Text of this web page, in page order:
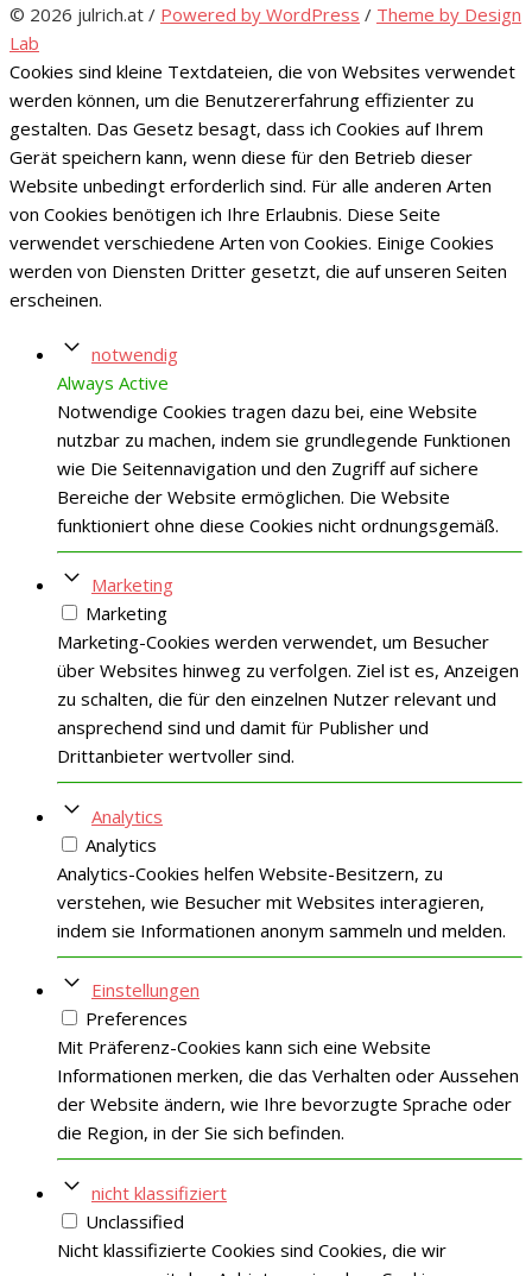
© 2026 julrich.at / Powered by WordPress / Theme by Design
Lab
Cookies sind kleine Textdateien, die von Websites verwendet
werden können, um die Benutzererfahrung effizienter zu
gestalten. Das Gesetz besagt, dass ich Cookies auf Ihrem
Gerät speichern kann, wenn diese für den Betrieb dieser
Website unbedingt erforderlich sind. Für alle anderen Arten
von Cookies benötigen ich Ihre Erlaubnis. Diese Seite
verwendet verschiedene Arten von Cookies. Einige Cookies
werden von Diensten Dritter gesetzt, die auf unseren Seiten
erscheinen.
notwendig
Always Active
Notwendige Cookies tragen dazu bei, eine Website
nutzbar zu machen, indem sie grundlegende Funktionen
wie Die Seitennavigation und den Zugriff auf sichere
Bereiche der Website ermöglichen. Die Website
funktioniert ohne diese Cookies nicht ordnungsgemäß.
Marketing
Marketing
Marketing-Cookies werden verwendet, um Besucher
über Websites hinweg zu verfolgen. Ziel ist es, Anzeigen
zu schalten, die für den einzelnen Nutzer relevant und
ansprechend sind und damit für Publisher und
Drittanbieter wertvoller sind.
Analytics
Analytics
Analytics-Cookies helfen Website-Besitzern, zu
verstehen, wie Besucher mit Websites interagieren,
indem sie Informationen anonym sammeln und melden.
Einstellungen
Preferences
Mit Präferenz-Cookies kann sich eine Website
Informationen merken, die das Verhalten oder Aussehen
der Website ändern, wie Ihre bevorzugte Sprache oder
die Region, in der Sie sich befinden.
nicht klassifiziert
Unclassified
Nicht klassifizierte Cookies sind Cookies, die wir